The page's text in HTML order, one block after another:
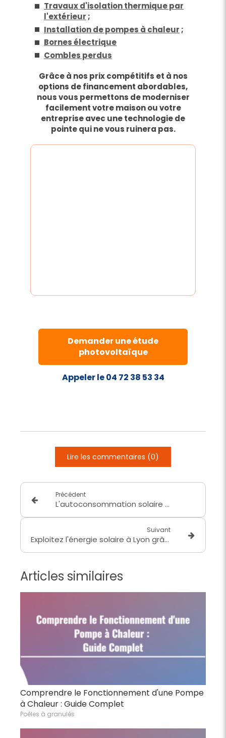
Travaux d'isolation thermique par
l'extérieur ;
Installation de pompes à chaleur ;
Bornes électrique
Combles perdus
Grâce à nos prix compétitifs et à nos
options de financement abordables,
nous vous permettons de moderniser
facilement votre maison ou votre
entreprise avec une technologie de
pointe qui ne vous ruinera pas.
Demander une étude
photovoltaïque
Appeler le 04 72 38 53 34
Lire les commentaires (0)
Précédent
L'autoconsommation solaire : Populaire en vue de l'augmentation du prix de l'électricité.
Suivant
Exploitez l'énergie solaire à Lyon grâce au photovoltaïque : une solution professionnelle aux avant
Articles similaires
Comprendre le Fonctionnement d'une Pompe
à Chaleur : Guide Complet
Poêles à granulés